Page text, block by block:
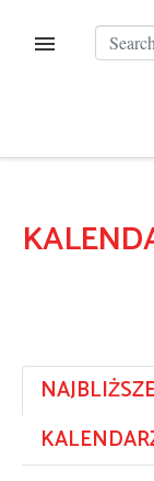
MENU SZUKAJ